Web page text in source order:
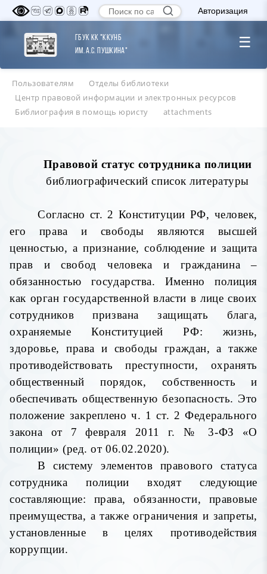
Авторизация
ГБУК КК "ККУНБ
им. А.С. Пушкина"
☰
Пользователям
Отделы библиотеки
Центр правовой информации и электронных ресурсов
Библиография в помощь юристу
attachments
Правовой статус сотрудника полиции
библиографический список литературы
Согласно ст. 2 Конституции РФ, человек,
его права и свободы являются высшей
ценностью, а признание, соблюдение и защита
прав и свобод человека и гражданина –
обязанностью государства. Именно полиция
как орган государственной власти в лице своих
сотрудников призвана защищать блага,
охраняемые Конституцией РФ: жизнь,
здоровье, права и свободы граждан, а также
противодействовать преступности, охранять
общественный порядок, собственность и
обеспечивать общественную безопасность. Это
положение закреплено ч. 1 ст. 2 Федерального
закона от 7 февраля 2011 г. № 3-ФЗ «О
полиции» (ред. от 06.02.2020).
В систему элементов правового статуса
сотрудника полиции входят следующие
составляющие: права, обязанности, правовые
преимущества, а также ограничения и запреты,
установленные в целях противодействия
коррупции.